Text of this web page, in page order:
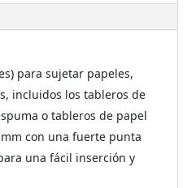
para sujetar papeles,
incluidos los tableros de
o tableros de papel
con una fuerte punta
una fácil inserción y